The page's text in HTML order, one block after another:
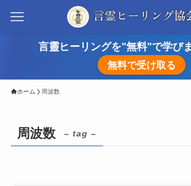
言靈ヒーリングを"無料"で学び
無料で受け取る
ホーム 周波数
周波数 – tag –